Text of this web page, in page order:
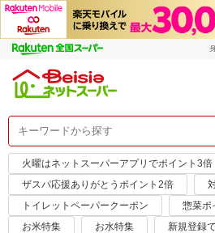
火曜はネットスーパーアプリでポイント3倍
ザスパ応援ありがとうポイント2倍
トイレットペーパークーポン
惣菜ポ
お米特集
お水特集 新規登録